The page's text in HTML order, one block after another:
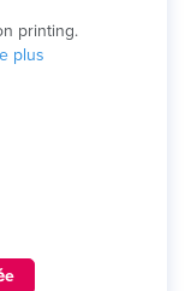
printing.
plus